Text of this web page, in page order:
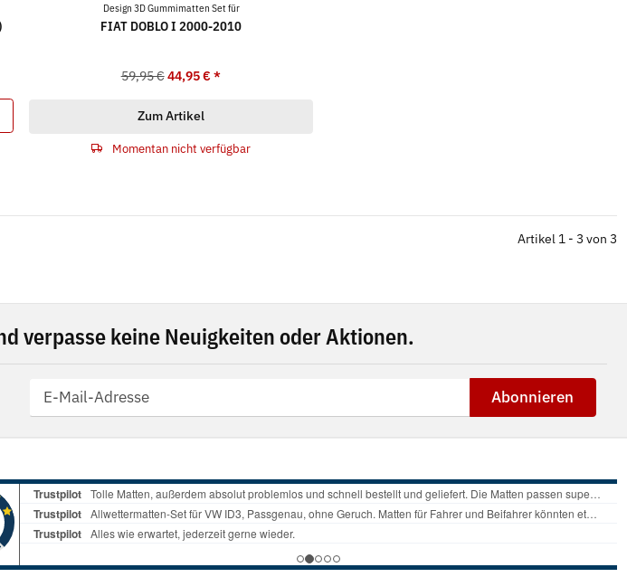
Design 3D Gummimatten Set für
FIAT DOBLO I 2000-2010
59,95 € 44,95 €*
Zum Artikel
Momentan nicht verfügbar
Artikel 1 - 3 von 3
verpasse keine Neuigkeiten oder Aktionen.
Abonnieren